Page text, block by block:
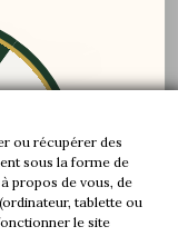
la tige est
d’espace
confort
ou récupérer des
sous la forme de
propos de vous, de
tablette ou
le site